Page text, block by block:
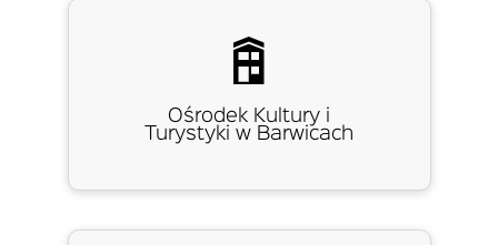
Ośrodek Kultury i
Turystyki w Barwicach